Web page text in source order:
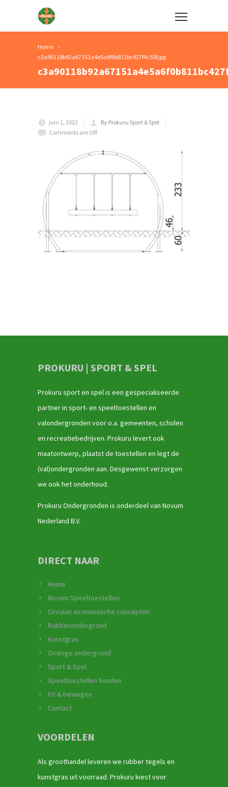
Home
c3a90118b92a67151a4e5a6f0b811bc427f4c55f.jpg
juni 1, 2022
By Prokuru Sport & Spel
Comments are Off
PROKURU | SPORT & SPEL
Prokuru sport en spel is een gespecialiseerde
partner in sport- en speeltoestellen en
valondergronden voor o.a. gemeenten, scholen
en recreatiebedrijven. Prokuru levert ook
maatontwerp, plaatst de toestellen en legt de
(val)ondergronden aan. Desgewenst verzorgen
we ook het onderhoud.
Prokuru Ondergronden is onderdeel van Novum
Nederland B.V.
DIRECT NAAR
Home
Novum Speeltoestellen
Circulair economische concepten
Rubberondergrond
Kunstgras
Overige ondergrond
Sport & Spel
Speeltoestellen honden
Fit & bewegen
Contact
VOORDELEN
Als groothandel leveren we rubber tegels en
kunstgras uit voorraad. Prokuru kiest voor